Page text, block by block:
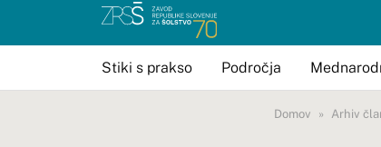
Stiki s prakso Področja
Domov Arhiv